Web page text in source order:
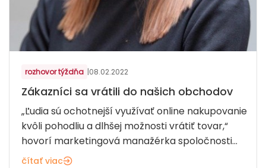
rozhovor týždňa |08.02.2022
Zákazníci sa vrátili do našich obchodov
„Ľudia sú ochotnejší využívať online nakupovanie
kvôli pohodliu a dlhšej možnosti vrátiť tovar,“
hovorí marketingová manažérka spoločnosti...
čítať viac